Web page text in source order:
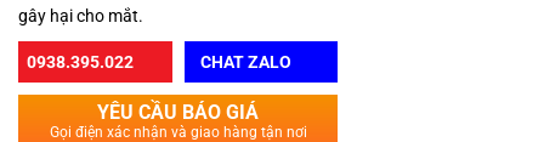
gây hại cho mắt.
0938.395.022 CHAT ZALO
YÊU CẦU BÁO GIÁ
Gọi điện xác nhận và giao hàng tận nơi